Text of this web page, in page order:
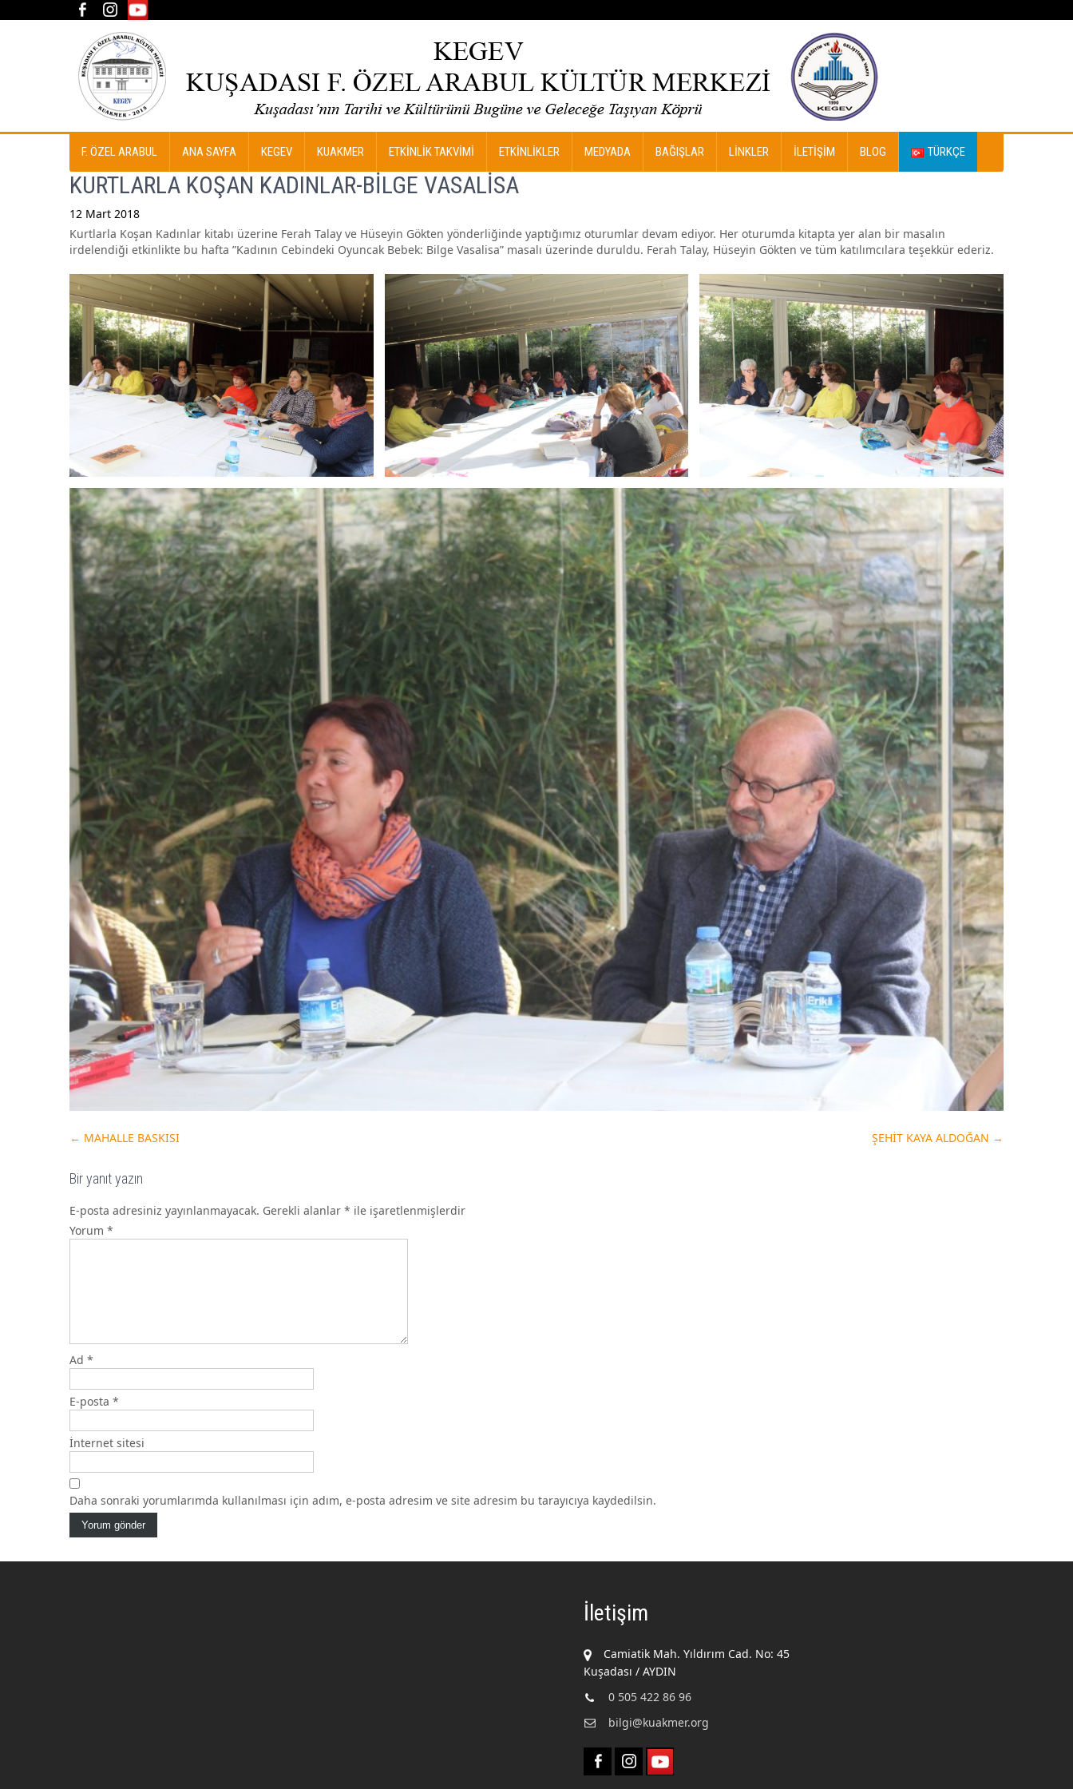
F. ÖZEL ARABUL ANA SAYFA KEGEV KUAKMER ETKİNLİK TAKVİMİ ETKİNLİKLER MEDYADA BAĞIŞLAR LINKLER İLETIŞIM BLOG TÜRKÇE
KURTLARLA KOŞAN KADINLAR-BİLGE VASALİSA
12 Mart 2018
Kurtlarla Koşan Kadınlar kitabı üzerine Ferah Talay ve Hüseyin Gökten yönderliğinde yaptığımız oturumlar devam ediyor. Her oturumda kitapta yer alan bir masalın
irdelendiği etkinlikte bu hafta ”Kadının Cebindeki Oyuncak Bebek: Bilge Vasalisa” masalı üzerinde duruldu. Ferah Talay, Hüseyin Gökten ve tüm katılımcılara teşekkür ederiz.
Post
← MAHALLE BASKISI ŞEHİT KAYA ALDOĞAN →
Bir yanıt yazın
E-posta adresiniz yayınlanmayacak. Gerekli alanlar * ile işaretlenmişlerdir
Yorum *
Ad *
E-posta *
İnternet sitesi
Daha sonraki yorumlarımda kullanılması için adım, e-posta adresim ve site adresim bu tarayıcıya kaydedilsin.
İletişim
Camiatik Mah. Yıldırım Cad. No: 45
Kuşadası / AYDIN
0 505 422 86 96
bilgi@kuakmer.org